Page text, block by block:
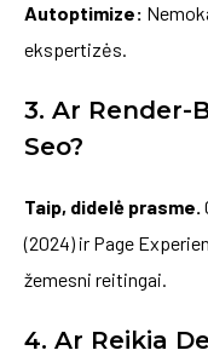
Autoptimize:
ekspertizės.
3. Ar Render-
Seo?
Taip, didelė prasme.
(2024) ir Page
žemesni reitingai.
4. Ar Reikia